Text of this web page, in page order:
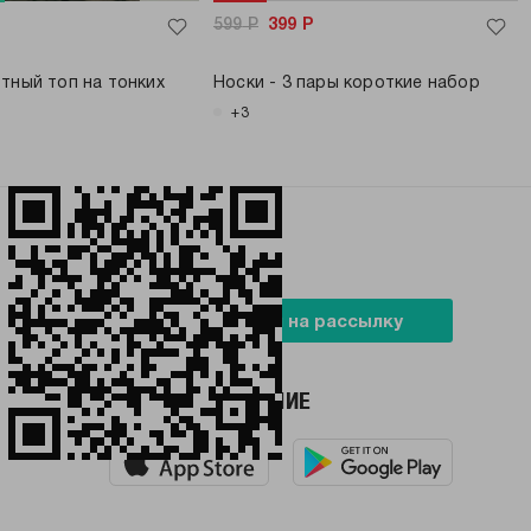
топ на тонких
599Р 399 Р
Носки - 3 пары короткие набор
+3
БУДЬ В ТРЕНДЕ
Подписаться на рассылку
НАШЕ ПРИЛОЖЕНИЕ